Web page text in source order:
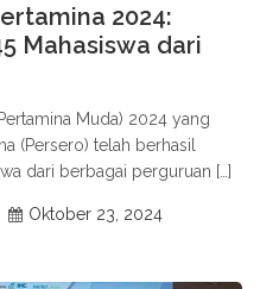
2024:
Mahasiswa dari
Muda) 2024 yang
(Persero) telah berhasil
dari berbagai perguruan […]
Oktober 23, 2024